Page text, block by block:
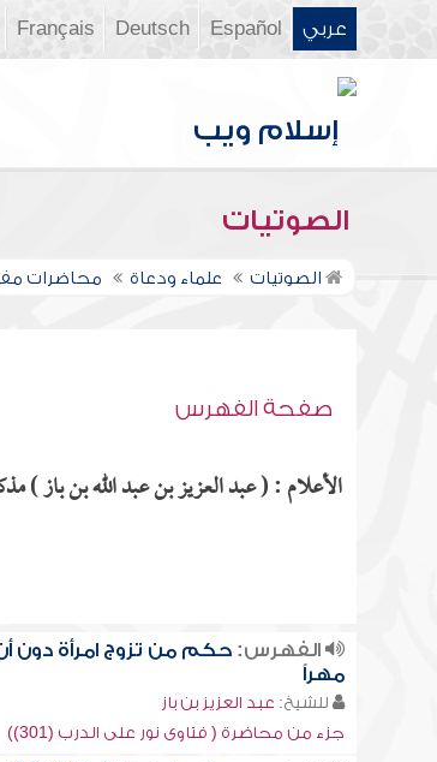
عربي Español
Deutsch
Français
الصوتيات
الصوتيات علماء ودعاة محاضرات
صفحة الفهرس
الأعلام : ( عبد العزيز بن عبد الله بن باز )
الفهرس:حكم من تزوج امرأة دون
مهراً
للشيخ: عبد العزيز بن باز
جزء من محاضرة ( فتاوى نور على الدرب (301))